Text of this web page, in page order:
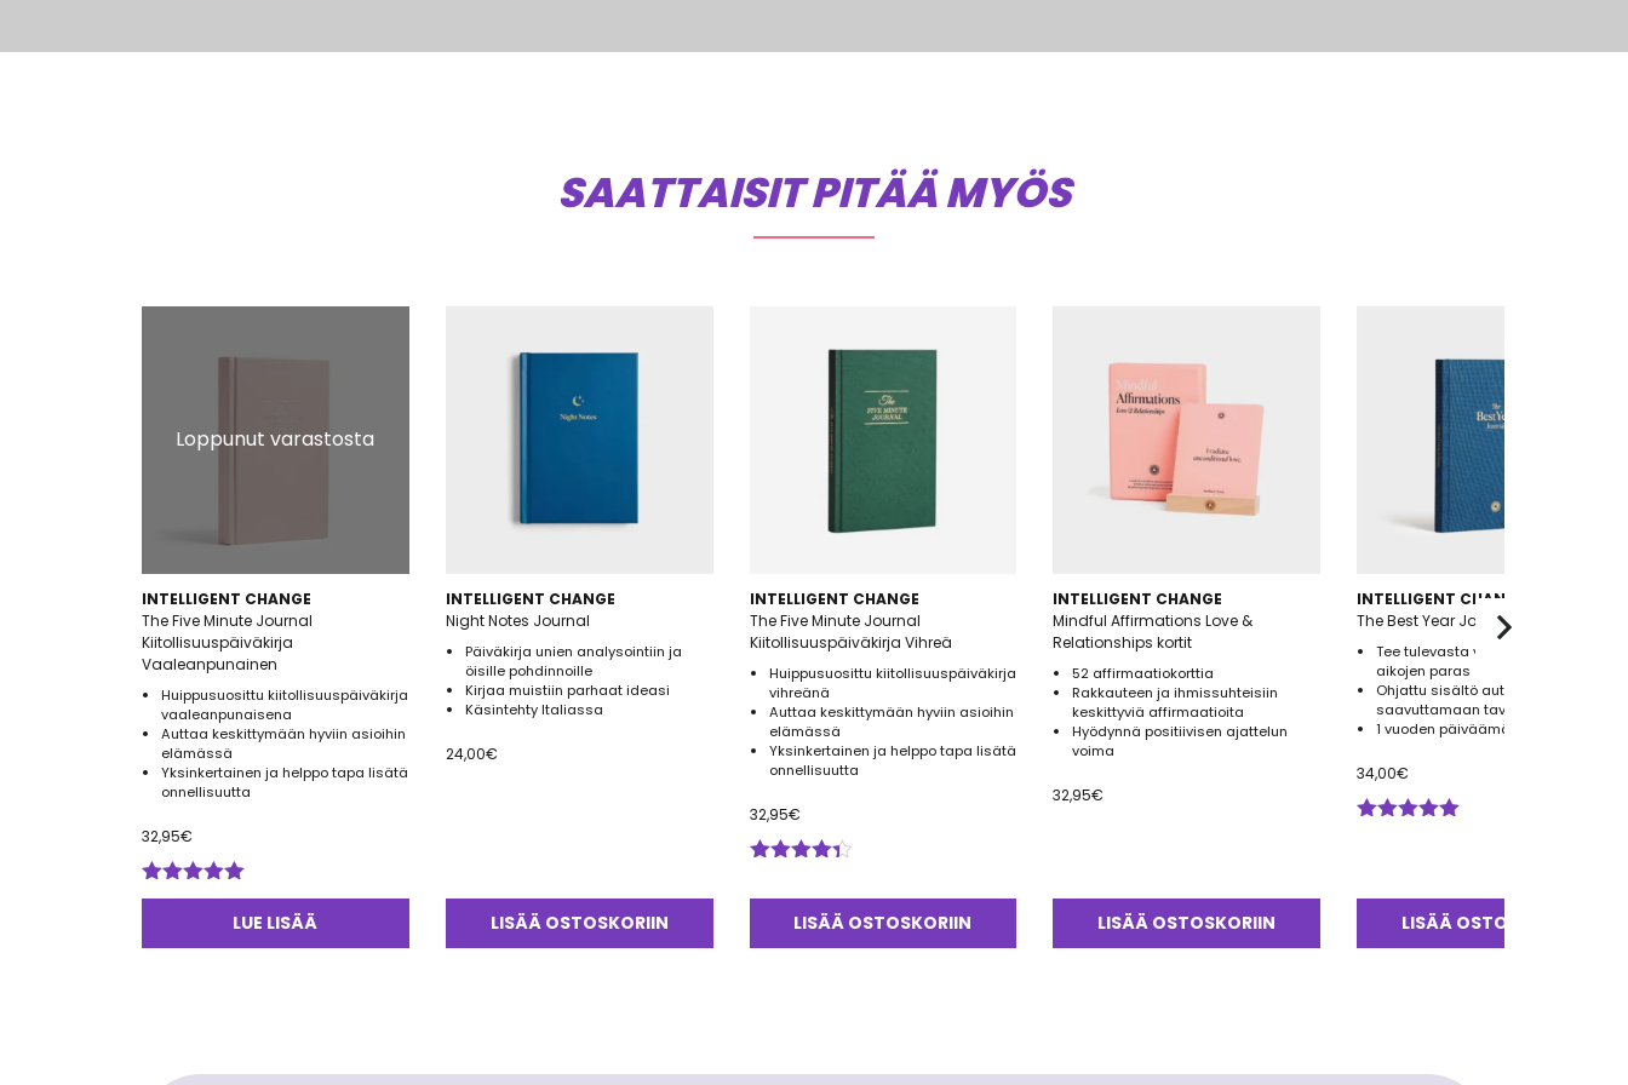
SAATTAISIT PITÄÄ MYÖS
Loppunut varastosta
INTELLIGENT CHANGE
The Five Minute Journal
Kiitollisuuspäiväkirja
Vaaleanpunainen
Huippusuosittu kiitollisuuspäiväkirja
vaaleanpunaisena
Auttaa keskittymään hyviin asioihin
elämässä
Yksinkertainen ja helppo tapa lisätä
onnellisuutta
32,95€
Arvostelu
LUE LISÄÄ
INTELLIGENT CHANGE
Night Notes Journal
Päiväkirja unien analysointiin ja
öisille pohdinnoille
Kirjaa muistiin parhaat ideasi
Käsintehty Italiassa
24,00€
LISÄÄ OSTOSKORIIN
INTELLIGENT CHANGE
The Five Minute Journal
Kiitollisuuspäiväkirja Vihreä
Huippusuosittu kiitollisuuspäiväkirja
vihreänä
Auttaa keskittymään hyviin asioihin
elämässä
Yksinkertainen ja helppo tapa lisätä
onnellisuutta
32,95€
tuotteesta:
/ 5
LISÄÄ OSTOSKORIIN
INTELLIGENT CHANGE
Mindful Affirmations Love &
Relationships kortit
52 affirmaatiokorttia
Rakkauteen ja ihmissuhteisiin
keskittyviä affirmaatioita
Hyödynnä positiivisen ajattelun
voima
32,95€
LISÄÄ OSTOSKORIIN
INTELLIGENT CHANGE
The Best Year Journal
Tee tulevasta vuodesta kaikkien
aikojen paras
Ohjattu sisältö auttaa
saavuttamaan tavoitteita
1 vuoden päiväämätön kalenteri
34,00€
LISÄÄ OSTOSKORIIN